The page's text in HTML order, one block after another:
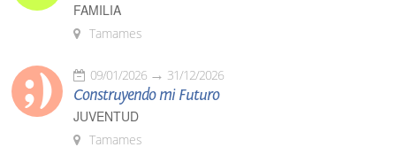
FAMILIA
Tamames
09/01/2026 31/12/2026
Construyendo mi Futuro
JUVENTUD
Tamames